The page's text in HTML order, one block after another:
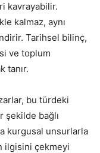
kavrayabilir.
kalmaz, aynı
Tarihsel bilinç,
ve toplum
tanır.
bu türdeki
şekilde bağlı
kurgusal unsurlarla
ilgisini çekmeyi